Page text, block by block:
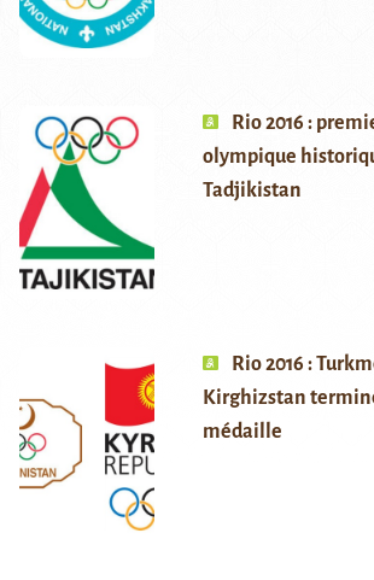
Rio 2016 :
olympique
Tadjikistan
Rio 2016 :
Kirghizstan
médaille